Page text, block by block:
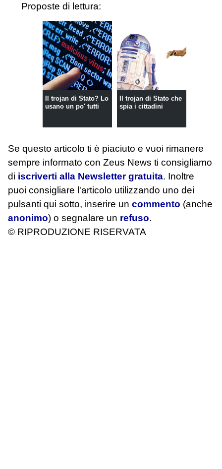
Proposte di lettura:
Il trojan di Stato? Lo
usano un po' tutti
Il trojan di Stato che
spia i cittadini
Se questo articolo ti è piaciuto e vuoi rimanere
sempre informato con Zeus News ti consigliamo
di iscriverti alla Newsletter gratuita. Inoltre
puoi consigliare l'articolo utilizzando uno dei
pulsanti qui sotto, inserire un commento (anche
anonimo) o segnalare un refuso.
© RIPRODUZIONE RISERVATA